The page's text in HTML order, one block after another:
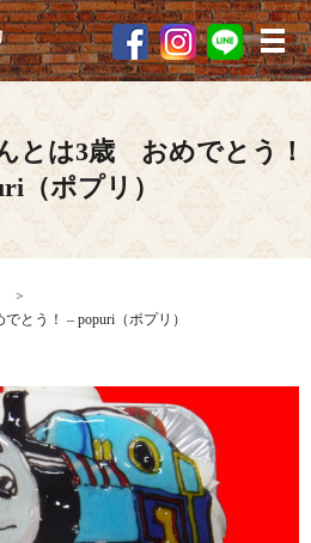
メ
とは3歳 おめでとう！
（ポプリ）
う！ – popuri（ポプリ）